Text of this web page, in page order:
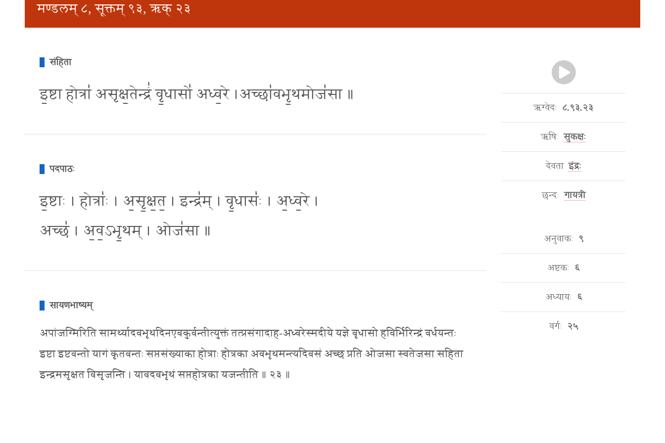
मण्डलम् ८, सूक्तम् ९३, ऋक् २३
संहिता
इ॒ष्टा होत्रा॑ असृक्ष॒तेन्द्रं॑ वृ॒धासो॑ अध्व॒रे ।अच्छा॑वभृ॒थमोज॑सा ॥
पदपाठः
इ॒ष्टाः । होत्राः॑ । अ॒सृ॒क्ष॒त॒ । इन्द्र॑म् । वृ॒धासः॑ । अ॒ध्व॒रे ।
अच्छ॑ । अ॒व॒ऽभृ॒थम् । ओज॑सा ॥
सायणभाष्यम्
अपांजग्मिरिति सामर्थ्यादवभृथदिनएवकुर्वन्तीत्युक्तं तत्प्रसंगादाह-अध्वरेस्मदीये यज्ञे वृधासो हविर्भिरिन्द्रं वर्धयन्तः
इष्टा इष्टवन्तो यागं कृतवन्तः सप्तसंख्याका होत्राः होत्रका अवभृथमन्त्यदिवसं अच्छ प्रति ओजसा स्वतेजसा सहिता
इन्द्रमसृक्षत विसृजन्ति । यावदवभृथं सप्तहोत्रका यजन्तीति ॥ २३ ॥
ऋग्वेदः ८.९३.२३
ऋषिः सुकक्षः
देवता इंद्रः
छन्दः गायत्री
अनुवाकः ९
अष्टकः ६
अध्यायः ६
वर्गः २५